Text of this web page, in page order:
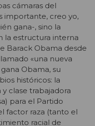
cámaras del
importante, creo yo,
gana-, sino la
la estructura interna
Barack Obama desde
«una nueva
Obama, su
históricos: la
clase trabajadora
para el Partido
factor raza (tanto el
racial de